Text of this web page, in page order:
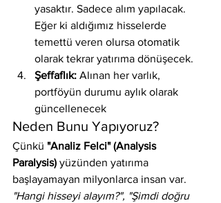
yasaktır. Sadece alım yapılacak.
Eğer ki aldığımız hisselerde
temettü veren olursa otomatik
olarak tekrar yatırıma dönüşecek.
Şeffaflık: Alınan her varlık,
portföyün durumu aylık olarak
güncellenecek
Neden Bunu Yapıyoruz?
Çünkü "Analiz Felci" (Analysis
Paralysis) yüzünden yatırıma
başlayamayan milyonlarca insan var.
"Hangi hisseyi alayım?", "Şimdi doğru